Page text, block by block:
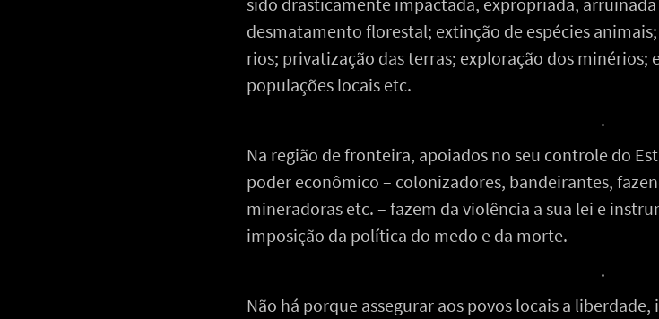
desmatamento florestal; extinção de espécies
rios; privatização das terras; exploração dos minérios;
populações locais etc.
.
Na região de fronteira, apoiados no seu controle do
poder econômico – colonizadores, bandeirantes,
mineradoras etc. – fazem da violência a sua lei e
imposição da política do medo e da morte.
.
Não há porque assegurar aos povos locais a